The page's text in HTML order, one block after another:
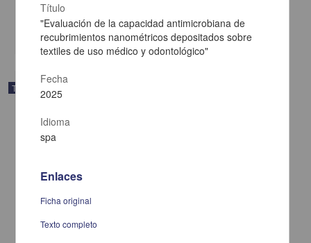
Biología y Química,Medicina y Ciencias de la Salud
Trabajo de grado
Título
"Evaluación de la capacidad antimicrobiana de
recubrimientos nanométricos depositados sobre
textiles de uso médico y odontológico"
Fecha
2025
Idioma
spa
Enlaces
Ficha original
Texto completo